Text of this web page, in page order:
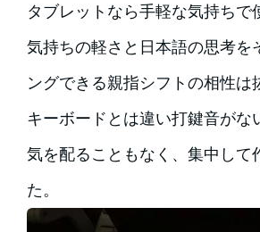
タブレットなら手軽な気持ちで
気持ちの軽さと日本語の思考を
ングできる親指シフトの相性は
キーボードとは違い打鍵音がな
気を配ることもなく、集中して
た。